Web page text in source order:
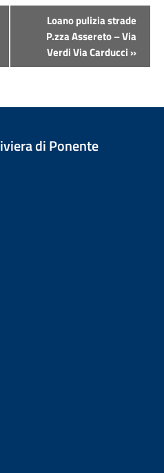
Loano pulizia strade
P.zza Assereto – Via
Verdi Via Carducci»
di Ponente